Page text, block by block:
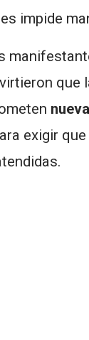
impide
que
exigir